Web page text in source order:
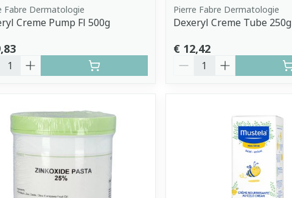
Fabre Dermatologie
Creme Pump Fl 500g
Pierre Fabre Dermatologie
Dexeryl Creme Tube 250g
€ 12,42
Aantal